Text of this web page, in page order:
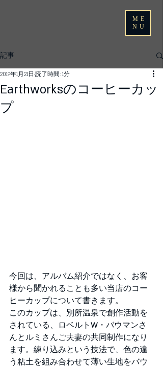
ME
NU
記事
Earthworksのコーヒーカッ
プ
2019年1月21日 読了時間: 1分
今回は、アルバム紹介ではなく、お客
様から聞かれることも多い当店のコー
ヒーカップについて書きます。
このカップは、別所温泉で創作活動を
されている、ロベルト W ・バウマンさ
んとルミさんご夫妻の共同制作になり
ます。練り込みという技法で、色の違
う粘土を組み合わせて薄い生地をバウ